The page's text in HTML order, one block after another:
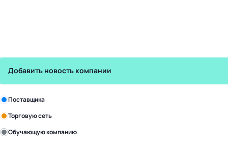
Добавить новость компании
Поставщика
Торговую сеть
Обучающую компанию